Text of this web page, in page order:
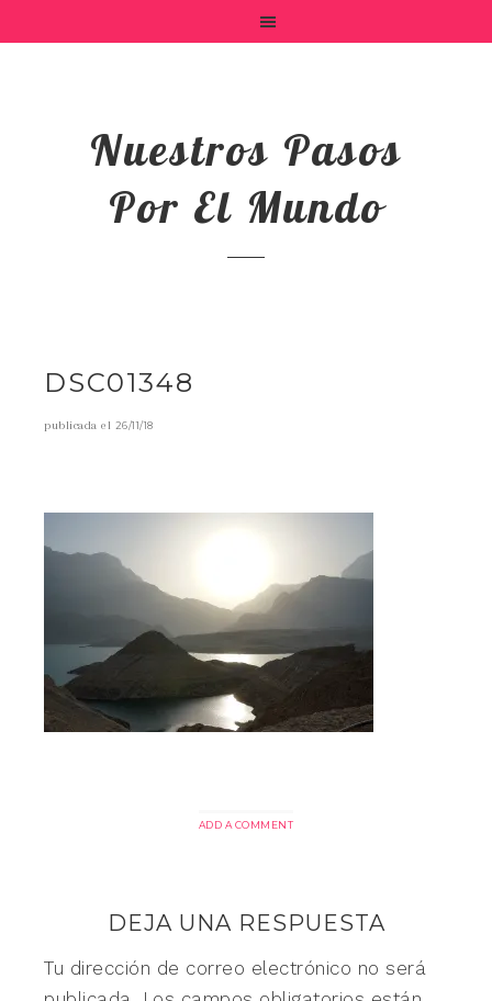
Nuestros Pasos
Por El Mundo
DSC01348
publicada el 26/11/18
ADD A COMMENT
DEJA UNA RESPUESTA
Tu dirección de correo electrónico no será